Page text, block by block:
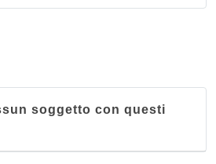
soggetto con questi